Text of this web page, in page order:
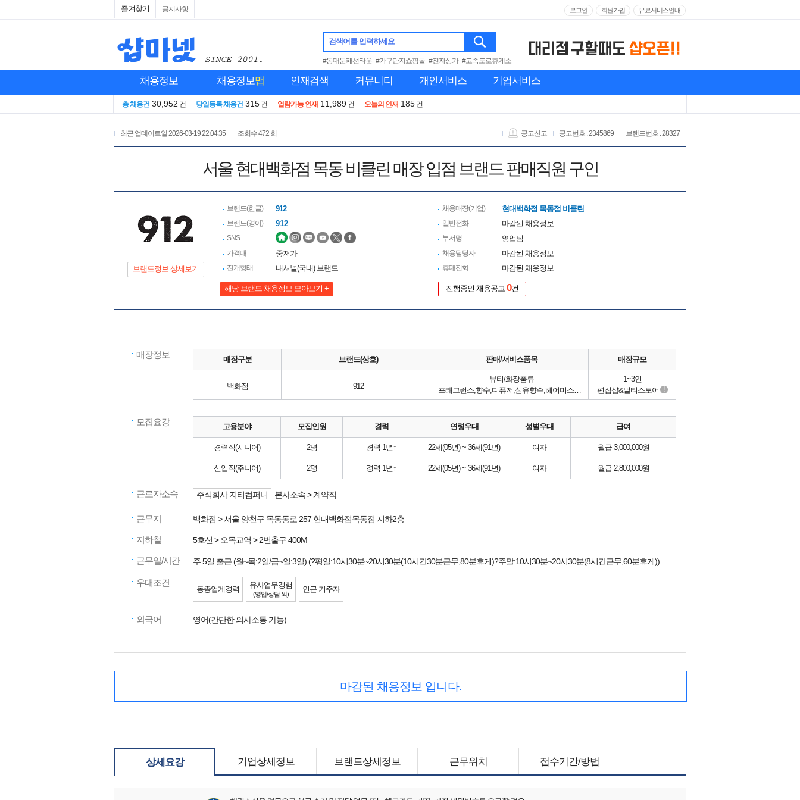
즐겨찾기 공지사항 로그인 회원가입 유료서비스안내
검색어를 입력하세요
#동대문패션타운 #가구단지쇼핑몰 #전자상가 #고속도로휴게소
채용정보 채용정보맵 인재검색 커뮤니티 개인서비스 기업서비스
총 채용건 30,952 건 당일등록 채용건 315 건 열람가능 인재 11,989 건 오늘의 인재 185 건
최근 업데이트일 2026-03-19 22:04:35 조회수472 회 브랜드번호 : 28327
공고번호 : 2345869
공고신고
서울 현대백화점 목동 비클린 매장 입점 브랜드 판매직원 구인
브랜드정보 상세보기
브랜드(한글) 912
브랜드(영어) 912
SNS
가격대
중저가
전개형태 내셔널(국내) 브랜드
해당 브랜드 채용정보 모아보기 +
채용매장(기업) 현대백화점 목동점 비클린
일반전화 마감된 채용정보
부서명 영업팀
채용담당자 마감된 채용정보
휴대전화 마감된 채용정보
진행중인 채용공고 0건
매장정보 매장구분 브랜드(상호) 판매/서비스품목 매장규모
백화점 912
뷰티/화장품류
프래그런스,향수,디퓨저,섬유향수,헤어미스트,핸드크림,샤쉐
1~3인
편집샵&멀티스토어 !
모집요강 고용분야 모집인원 경력 연령우대 성별우대 급여
경력직(시니어) 2명 경력 1년↑ 22세(05년) ~ 36세(91년) 여자 월급 3,000,000원
신입직(주니어) 2명 경력 1년↑ 22세(05년) ~ 36세(91년) 여자 월급 2,800,000원
근로자소속 주식회사 지티컴퍼니 본사소속 > 계약직
근무지 백화점 > 서울 양천구 목동동로 257 현대백화점목동점 지하2층
지하철 5호선 > 오목교역 > 2번출구 400M
근무일/시간 주 5일 출근 (월~목:2일/금~일:3일) (?평일:10시30분~20시30분(10시간30분근무,80분휴게)?주말:10시30분~20시30분(8시간근무,60분휴게))
우대조건
동종업계경력 유사업무경험
(영업/상담 외)
인근 거주자
외국어 영어(간단한 의사소통 가능)
마감된 채용정보 입니다.
상세요강 기업상세정보 브랜드상세정보 근무위치 접수기간/방법